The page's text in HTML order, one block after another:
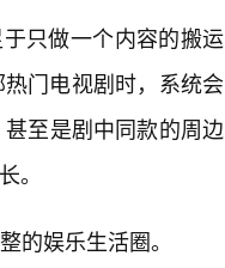
只做一个内容的搬运
门电视剧时，系统会
至是剧中同款的周边
。
的娱乐生活圈。